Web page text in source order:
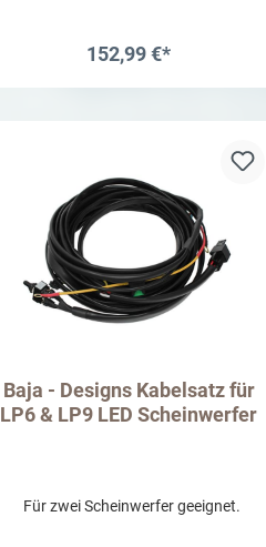
152,99 €*
Baja - Designs Kabelsatz für
LP6 & LP9 LED Scheinwerfer
Für zwei Scheinwerfer geeignet.